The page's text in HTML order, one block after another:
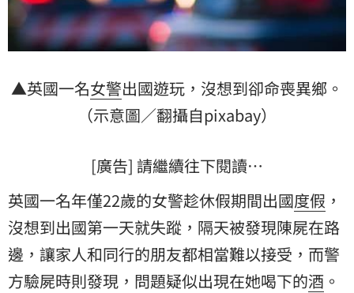
▲英國一名女警出國遊玩，沒想到卻命喪異鄉。
（示意圖／翻攝自pixabay）
[廣告] 請繼續往下閱讀…
英國一名年僅22歲的女警趁休假期間出國度假 ，
沒想到出國第一天就失蹤，隔天被發現陳屍在路
邊，讓家人和同行的朋友都相當難以接受，而警
方驗屍時則發現，問題疑似出現在她喝下的酒 。